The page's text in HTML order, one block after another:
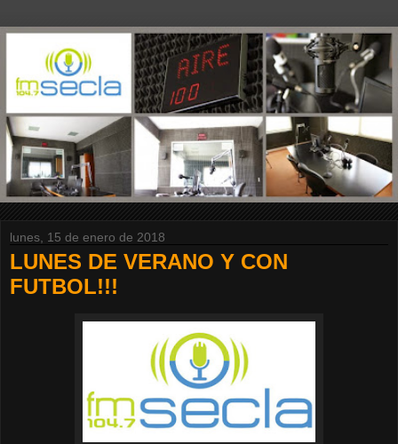
lunes, 15 de enero de 2018
LUNES DE VERANO Y CON
FUTBOL!!!